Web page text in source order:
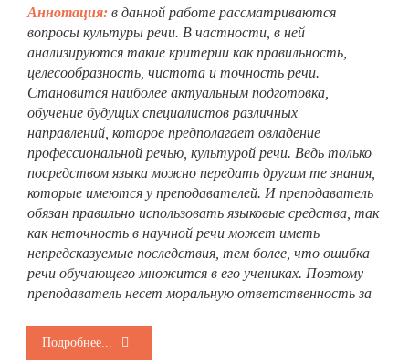
Аннотация: в данной работе рассматриваются
вопросы культуры речи. В частности, в ней
анализируются такие критерии как правильность,
целесообразность, чистота и точность речи.
Становится наиболее актуальным подготовка,
обучение будущих специалистов различных
направлений, которое предполагает овладение
профессиональной речью, культурой речи. Ведь только
посредством языка можно передать другим те знания,
которые имеются у преподавателей. И преподаватель
обязан правильно использовать языковые средства, так
как неточность в научной речи может иметь
непредсказуемые последствия, тем более, что ошибка
речи обучающего множится в его учениках. Поэтому
преподаватель несет моральную ответственность за
Подробнее...